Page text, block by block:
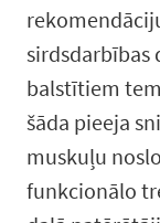
sirdsdarbības
balstītiem
šāda pieeja
muskuļu
funkcionālo